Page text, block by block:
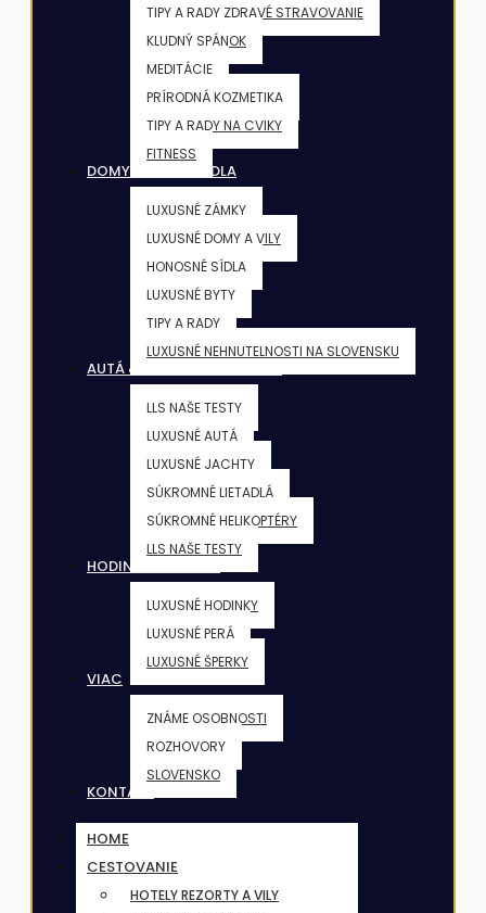
TIPY A RADY ZDRAVÉ STRAVOVANIE
KLUDNÝ SPÁNOK
MEDITÁCIE
PRÍRODNÁ KOZMETIKA
TIPY A RADY NA CVIKY
FITNESS
DOMY & VILY & SÍDLA
LUXUSNÉ ZÁMKY
LUXUSNÉ DOMY A VILY
HONOSNÉ SÍDLA
LUXUSNÉ BYTY
TIPY A RADY
LUXUSNÉ NEHNUTELNOSTI NA SLOVENSKU
AUTÁ & JACHTY & LIETADLÁ
LLS NAŠE TESTY
LUXUSNÉ AUTÁ
LUXUSNÉ JACHTY
SÚKROMNÉ LIETADLÁ
SÚKROMNÉ HELIKOPTÉRY
LLS NAŠE TESTY
HODINKY & ŠPERKY
LUXUSNÉ HODINKY
LUXUSNÉ PERÁ
LUXUSNÉ ŠPERKY
VIAC
ZNÁME OSOBNOSTI
ROZHOVORY
SLOVENSKO
KONTAKT
HOME
CESTOVANIE
HOTELY REZORTY A VILY